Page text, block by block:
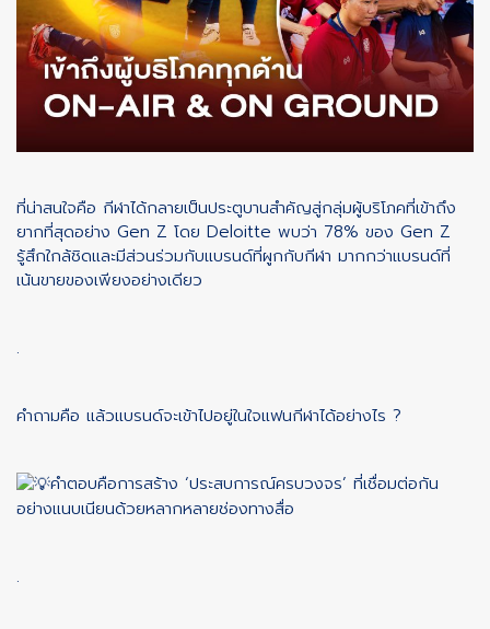
ที่น่าสนใจคือ กีฬาได้กลายเป็นประตูบานสำคัญสู่กลุ่มผู้บริโภคที่เข้าถึง
ยากที่สุดอย่าง Gen Z โดย Deloitte พบว่า 78% ของ Gen Z
รู้สึกใกล้ชิดและมีส่วนร่วมกับแบรนด์ที่ผูกกับกีฬา มากกว่าแบรนด์ที่
เน้นขายของเพียงอย่างเดียว
.
คำถามคือ แล้วแบรนด์จะเข้าไปอยู่ในใจแฟนกีฬาได้อย่างไร ?
คำตอบคือการสร้าง ‘ประสบการณ์ครบวงจร’ ที่เชื่อมต่อกัน
อย่างแนบเนียนด้วยหลากหลายช่องทางสื่อ
.